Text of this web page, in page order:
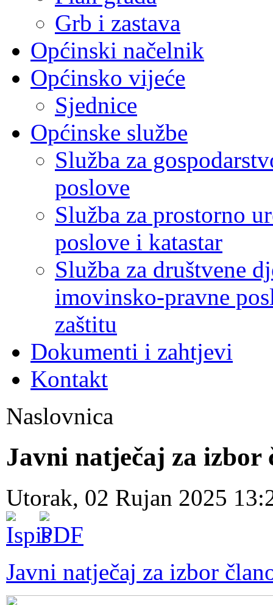
Grb i zastava
Općinski načelnik
Općinsko vijeće
Sjednice
Općinske službe
Služba za
poslove
Služba za prostorno
poslove i katastar
Služba za društvene
imovinsko-pravne
zaštitu
Dokumenti i zahtjevi
Kontakt
Naslovnica
Javni natječaj za izbor
Utorak, 02 Rujan 2025
Javni natječaj za izbor